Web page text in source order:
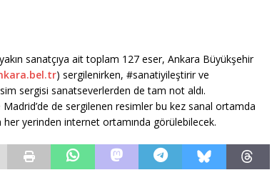
sanatçıya ait toplam 127 eser, Ankara Büyükşehir
) sergilenirken, #sanatiyileştirir ve
sergisi sanatseverlerden de tam not aldı.
de sergilenen resimler bu kez sanal ortamda
her yerinden internet ortamında görülebilecek.